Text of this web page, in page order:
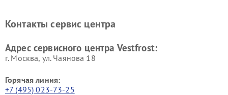
Vestfrost
Контакты сервис центра
Адрес сервисного центра Vestfrost:
г. Москва, ул. Чаянова 18
Горячая линия:
+7 (495) 023-73-25